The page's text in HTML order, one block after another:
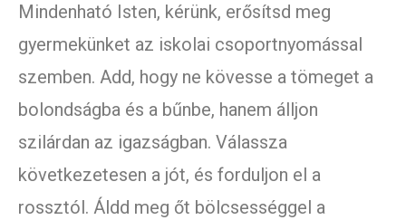
Mindenható Isten, kérünk, erősítsd meg
gyermekünket az iskolai csoportnyomással
szemben. Add, hogy ne kövesse a tömeget a
bolondságba és a bűnbe, hanem álljon
szilárdan az igazságban. Válassza
következetesen a jót, és forduljon el a
rossztól. Áldd meg őt bölcsességgel a